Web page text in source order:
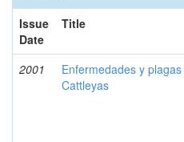
Issue
Date
Title
2001
Enfermedades y plagas
Cattleyas